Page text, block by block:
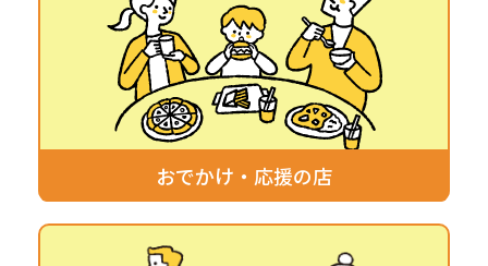
おでかけ・応援の店